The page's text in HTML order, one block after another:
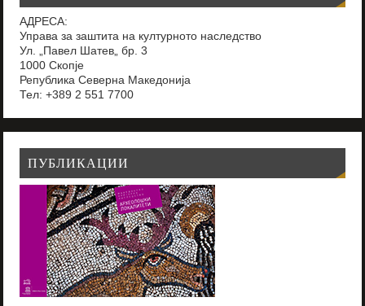
АДРЕСА:
Управа за заштита на културното наследство
Ул. „Павел Шатев„ бр. 3
1000 Скопје
Република Северна Македонија
Тел: +389 2 551 7700
ПУБЛИКАЦИИ